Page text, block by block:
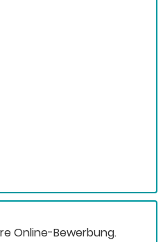
Online-Bewerbung.